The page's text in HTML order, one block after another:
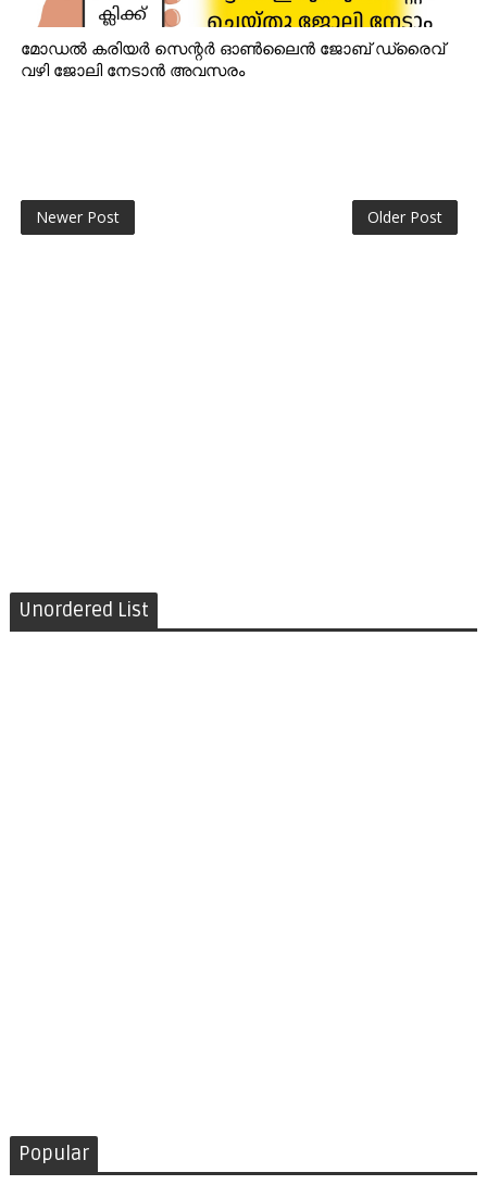
മോഡൽ കരിയർ സെന്റർ ഓൺലൈൻ ജോബ് ഡ്രൈവ്
വഴി ജോലി നേടാൻ അവസരം
Newer Post Older Post
Unordered List
Popular